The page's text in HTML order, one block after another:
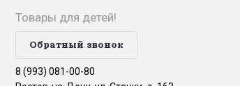
Товары для детей!
Обратный звонок
8 (993) 081-00-80